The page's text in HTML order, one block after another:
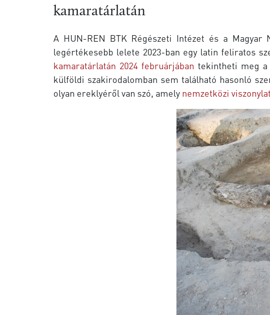
kamaratárlatán
A HUN-REN BTK Régészeti Intézet és a
legértékesebb lelete 2023-ban egy latin feliratos
kamaratárlatán 2024 februárjában tekintheti meg a
külföldi szakirodalomban sem található hasonló
olyan ereklyéről van szó, amely nemzetközi